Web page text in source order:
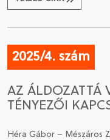
2025/4. szám
AZ ÁLDOZATTÁ
TÉNYEZŐI
Héra Gábor – Mészáros